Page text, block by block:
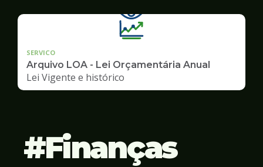
SERVICO
Arquivo LOA - Lei Orçamentária Anual
Lei Vigente e histórico
Finanças